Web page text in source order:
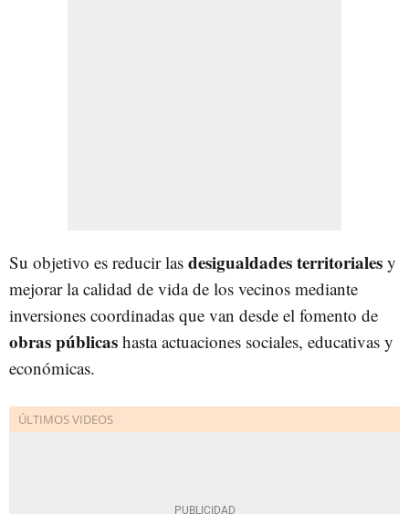
Su objetivo es reducir las desigualdades territoriales y
mejorar la calidad de vida de los vecinos mediante
inversiones coordinadas que van desde el fomento de
obras públicas hasta actuaciones sociales, educativas y
económicas.